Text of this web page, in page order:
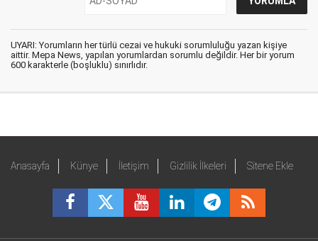
UYARI: Yorumların her türlü cezai ve hukuki sorumluluğu yazan kişiye
aittir. Mepa News, yapılan yorumlardan sorumlu değildir. Her bir yorum
600 karakterle (boşluklu) sınırlıdır.
Anasayfa Künye İletişim Gizlilik İlkeleri Sitene Ekle